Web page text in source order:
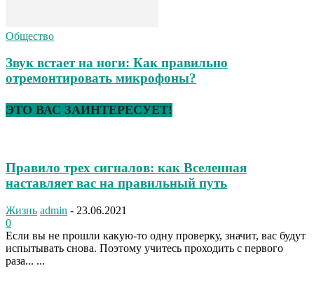
Общество
Звук встает на ноги: Как правильно
отремонтировать микрофоны?
ЭТО ВАС ЗАИНТЕРЕСУЕТ!
Правило трех сигналов: как Вселенная
наставляет вас на правильный путь
Жизнь admin - 23.06.2021
0
Если вы не прошли какую-то одну проверку, значит, вас будут
испытывать снова. Поэтому учитесь проходить с первого
раза... ...